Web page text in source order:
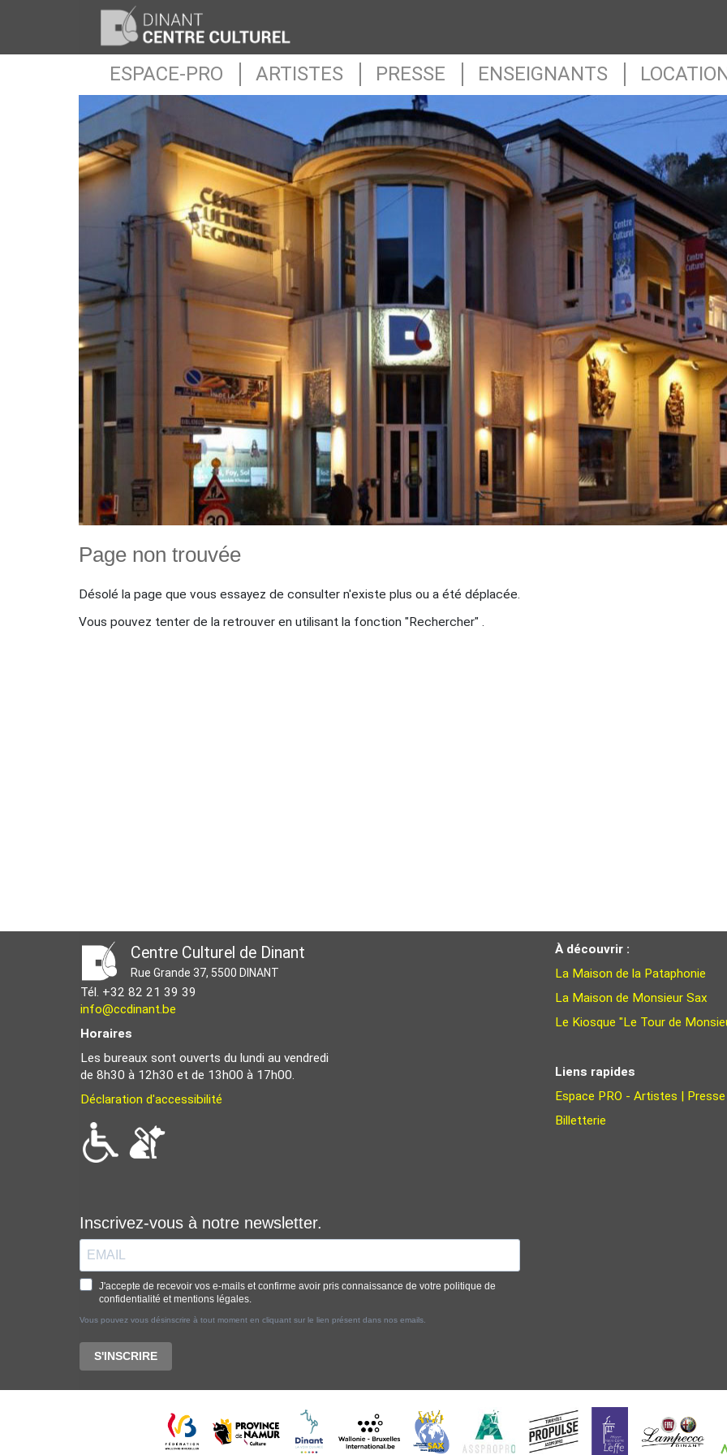
ESPACE-PRO ARTISTES PRESSE ENSEIGNANTS
Page non trouvée
Désolé la page que vous essayez de consulter n'existe plus ou a été déplacée.
Vous pouvez tenter de la retrouver en utilisant la fonction "Rechercher" .
Centre Culturel de Dinant
Rue Grande 37, 5500 DINANT
Tél. +32 82 21 39 39
info@ccdinant.be
Horaires
Les bureaux sont ouverts du lundi au vendredi
de 8h30 à 12h30 et de 13h00 à 17h00.
Déclaration d'accessibilité
À découvrir :
La Maison de la Pataphonie
La Maison de Monsieur Sax
Le Kiosque "Le Tour de
Liens rapides
Espace PRO - Artistes |
Billetterie
Inscrivez-vous à notre newsletter.
J'accepte de recevoir vos e-mails et confirme avoir pris connaissance de votre politique de
confidentialité et mentions légales.
Vous pouvez vous désinscrire à tout moment en cliquant sur le lien présent dans nos emails.
S'INSCRIRE